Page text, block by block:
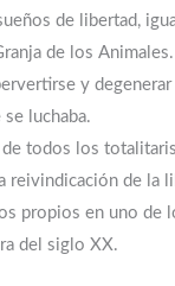
de libertad,
de los
y
luchaba.
todos los
reivindicación de la
propios en uno de
del siglo XX.